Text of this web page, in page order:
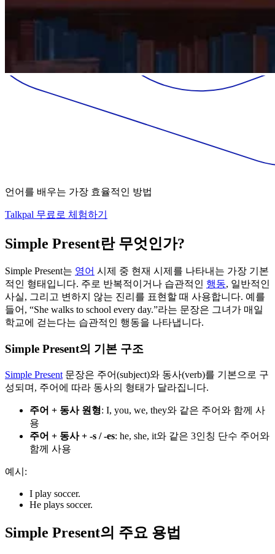
언어를 배우는 가장 효율적인 방법
Talkpal 무료로 체험하기
Simple Present란 무엇인가?
Simple Present는 영어 시제 중 현재 시제를 나타내는 가장 기본
적인 형태입니다. 주로 반복적이거나 습관적인 행동, 일반적인
사실, 그리고 변하지 않는 진리를 표현할 때 사용합니다. 예를
들어, “She walks to school every day.”라는 문장은 그녀가 매일
학교에 걷는다는 습관적인 행동을 나타냅니다.
Simple Present의 기본 구조
Simple Present 문장은 주어(subject)와 동사(verb)를 기본으로 구
성되며, 주어에 따라 동사의 형태가 달라집니다.
주어 + 동사 원형: I, you, we, they와 같은 주어와 함께 사
용
주어 + 동사 + -s / -es: he, she, it와 같은 3인칭 단수 주어와
함께 사용
예시:
I play soccer.
He plays soccer.
Simple Present의 주요 용법